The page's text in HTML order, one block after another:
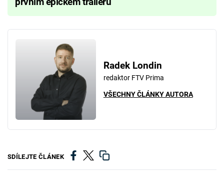
Radek Londin
redaktor FTV Prima
VŠECHNY ČLÁNKY AUTORA
SDÍLEJTE ČLÁNEK